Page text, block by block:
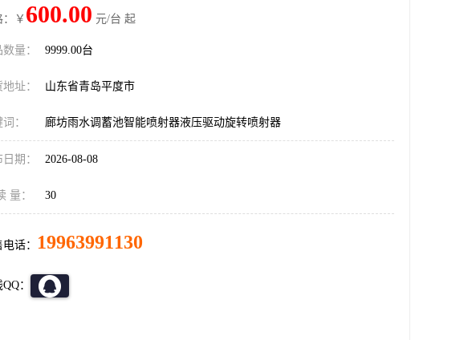
￥ 600.00 元/台 起
量： 9999.00台
址： 山东省青岛平度市
： 廊坊雨水调蓄池智能喷射器液压驱动旋转喷射器
期： 2026-08-08
量： 30
话： 19963991130
：